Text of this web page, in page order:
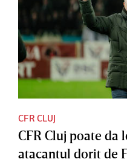
CFR CLUJ
CFR Cluj poate da
atacantul dorit de